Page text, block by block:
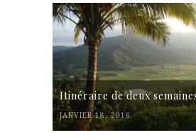
Itinéraire de deux
JANVIER 18, 2016